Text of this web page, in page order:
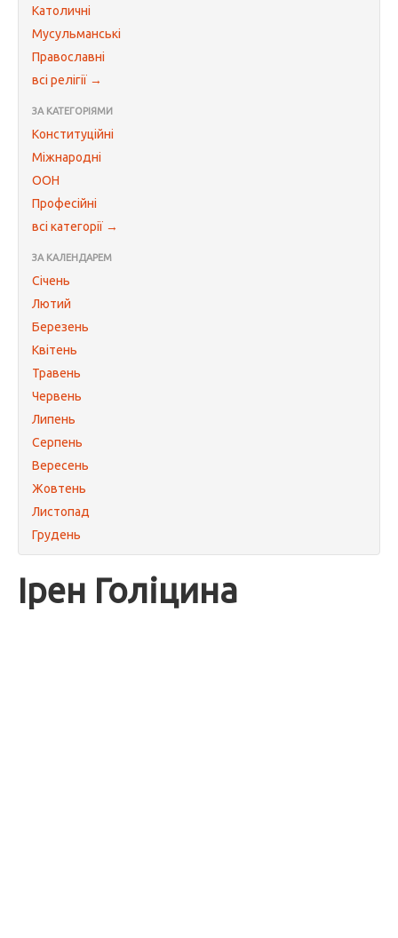
Католичні
Мусульманські
Православні
всі релігії →
ЗА КАТЕГОРІЯМИ
Конституційні
Міжнародні
ООН
Професійні
всі категорії →
ЗА КАЛЕНДАРЕМ
Січень
Лютий
Березень
Квітень
Травень
Червень
Липень
Серпень
Вересень
Жовтень
Листопад
Грудень
Ірен Голіцина